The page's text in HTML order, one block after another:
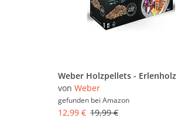
von Weber
gefunden bei Amazon
12,99 € 19,99 €